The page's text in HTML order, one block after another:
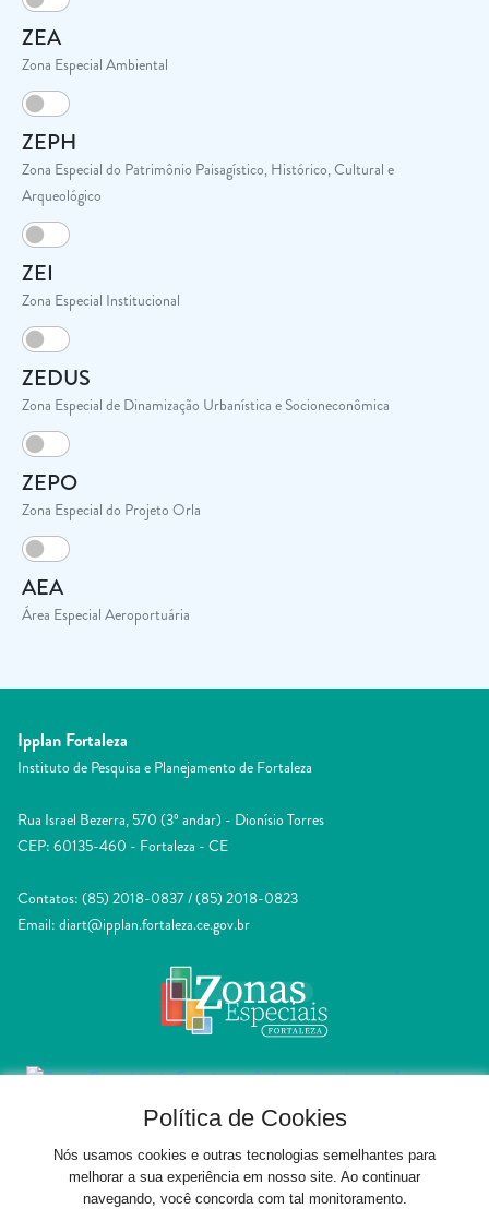
ZEA
Zona Especial Ambiental
ZEPH
Zona Especial do Patrimônio Paisagístico, Histórico, Cultural e
Arqueológico
ZEI
Zona Especial Institucional
ZEDUS
Zona Especial de Dinamização Urbanística e Socioneconômica
ZEPO
Zona Especial do Projeto Orla
AEA
Área Especial Aeroportuária
Ipplan Fortaleza
Instituto de Pesquisa e Planejamento de Fortaleza
Rua Israel Bezerra, 570 (3º andar) - Dionísio Torres
CEP: 60135-460 - Fortaleza - CE
Contatos: (85) 2018-0837 / (85) 2018-0823
Email: diart@ipplan.fortaleza.ce.gov.br
Política de Cookies
Nós usamos cookies e outras tecnologias semelhantes para
melhorar a sua experiência em nosso site. Ao continuar
navegando, você concorda com tal monitoramento.